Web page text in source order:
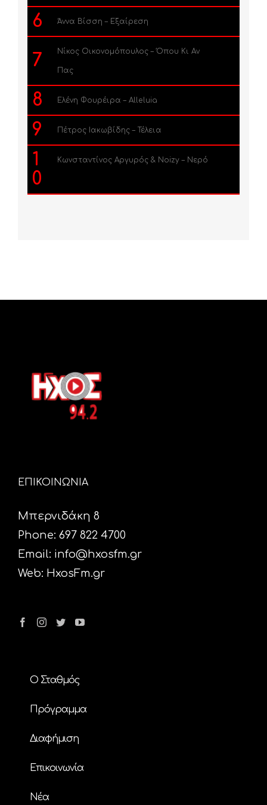
6 Άννα Βίσση – Εξαίρεση
7 Νίκος Οικονομόπουλος – Όπου Κι Αν
Πας
8 Ελένη Φουρέιρα – Alleluia
9 Πέτρος Ιακωβίδης – Τέλεια
1
0
Κωνσταντίνος Αργυρός & Noizy – Νερό
ΕΠΙΚΟΙΝΩΝΙΑ
Μπερνιδάκη 8
Phone: 697 822 4700
Email: info@hxosfm.gr
Web: HxosFm.gr
Ο Σταθμός
Πρόγραμμα
Διαφήμιση
Επικοινωνία
Nέα